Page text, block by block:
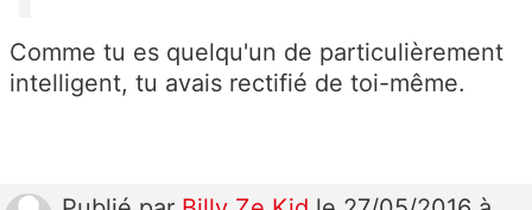
Comme tu es quelqu'un de particulièrement
intelligent, tu avais rectifié de toi-même.